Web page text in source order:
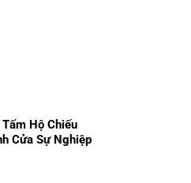
Tấm Hộ Chiếu
Cửa Sự Nghiệp